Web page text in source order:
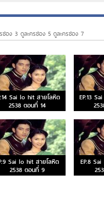
ช่อง 3 ดูละครช่อง 5 ดูละครช่อง 7
Sai lo hit สายโลหิต
2538 ตอนที่ 14
EP.13
Sai lo hit สายโลหิต
2538 ตอนที่ 9
EP.8